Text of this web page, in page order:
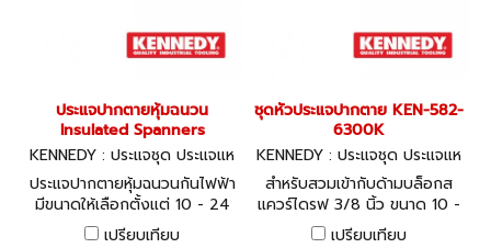
ประแจปากตายหุ้มฉนวน
Insulated Spanners
KENNEDY : ประแจชุด ประแจแห
วน-ปากตาย Insulated Spann
ers
ประแจปากตายหุ้มฉนวนกันไฟฟ้า
มีขนาดให้เลือกตั้งแต่ 10 - 24
มม.
เปรียบเทียบ
ชุดหัวประแจปากตาย KEN-582-
6300K
KENNEDY : ประแจชุด ประแจแห
วน-ปากตาย
สำหรับสวมเข้ากับด้ามบล็อกส
แควร์ไดรฟ 3/8 นิ้ว ขนาด 10 -
24 มม.
เปรียบเทียบ